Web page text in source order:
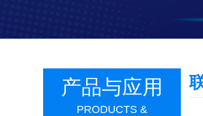
产品与应用
PRODUCTS &